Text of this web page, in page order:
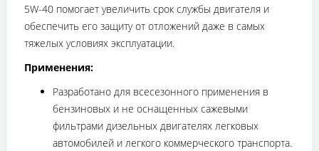
5W-40 помогает увеличить срок службы двигателя и
обеспечить его защиту от отложений даже в самых
тяжелых условиях эксплуатации.
Применения:
Разработано для всесезонного применения в
бензиновых и не оснащенных сажевыми
фильтрами дизельных двигателях легковых
автомобилей и легкого коммерческого транспорта.